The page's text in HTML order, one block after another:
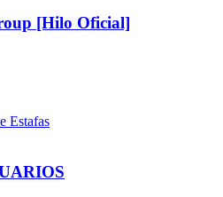
[Hilo Oficial]
Estafas